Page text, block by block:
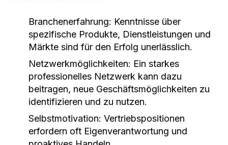
Branchenerfahrung: Kenntnisse über
spezifische Produkte, Dienstleistungen und
Märkte sind für den Erfolg unerlässlich.
Netzwerkmöglichkeiten: Ein starkes
professionelles Netzwerk kann dazu
beitragen, neue Geschäftsmöglichkeiten zu
identifizieren und zu nutzen.
Selbstmotivation: Vertriebspositionen
erfordern oft Eigenverantwortung und